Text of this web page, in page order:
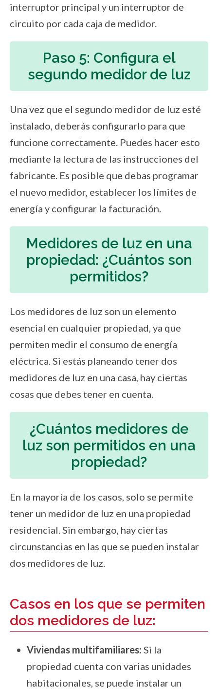
interruptor principal y un interruptor de
circuito por cada caja de medidor.
Paso 5: Configura el
segundo medidor de luz
Una vez que el segundo medidor de luz esté
instalado, deberás configurarlo para que
funcione correctamente. Puedes hacer esto
mediante la lectura de las instrucciones del
fabricante. Es posible que debas programar
el nuevo medidor, establecer los límites de
energía y configurar la facturación.
Medidores de luz en una
propiedad: ¿Cuántos son
permitidos?
Los medidores de luz son un elemento
esencial en cualquier propiedad, ya que
permiten medir el consumo de energía
eléctrica. Si estás planeando tener dos
medidores de luz en una casa, hay ciertas
cosas que debes tener en cuenta.
¿Cuántos medidores de
luz son permitidos en una
propiedad?
En la mayoría de los casos, solo se permite
tener un medidor de luz en una propiedad
residencial. Sin embargo, hay ciertas
circunstancias en las que se pueden instalar
dos medidores de luz.
Casos en los que se permiten
dos medidores de luz:
Viviendas multifamiliares: Si la
propiedad cuenta con varias unidades
habitacionales, se puede instalar un